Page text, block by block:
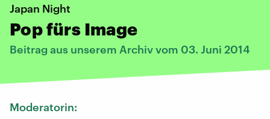
Japan Night
Pop fürs Image
Beitrag aus unserem Archiv vom 03. Juni 2014
Moderatorin: